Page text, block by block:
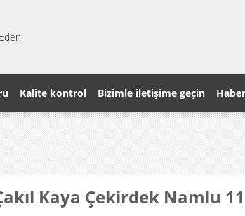
Kalite kontrol Bizimle iletişime geçin
Kaya Çekirdek Namlu